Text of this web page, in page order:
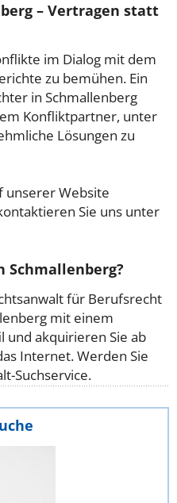
– Vertragen statt
im Dialog mit dem
zu bemühen. Ein
in Schmallenberg
Konfliktpartner, unter
Lösungen zu
unserer Website
Sie uns unter
Schmallenberg?
für Berufsrecht
mit einem
und akquirieren Sie ab
Internet. Werden Sie
Suchservice.